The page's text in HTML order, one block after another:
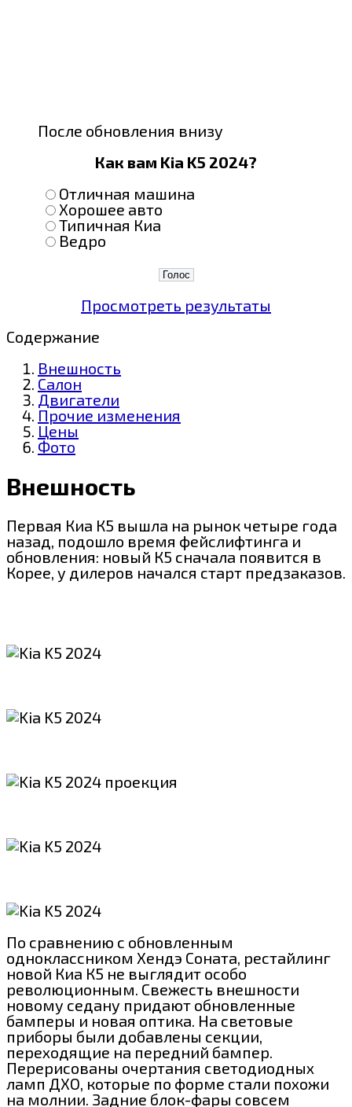
После обновления внизу
Как вам Kia K5 2024?
Отличная машина
Хорошее авто
Типичная Киа
Ведро
Просмотреть результаты
Содержание
Внешность
Салон
Двигатели
Прочие изменения
Цены
Фото
Внешность
Первая Киа К5 вышла на рынок четыре года
назад, подошло время фейслифтинга и
обновления: новый К5 сначала появится в
Корее, у дилеров начался старт предзаказов.
По сравнению с обновленным
одноклассником Хендэ Соната, рестайлинг
новой Киа К5 не выглядит особо
революционным. Свежесть внешности
новому седану придают обновленные
бамперы и новая оптика. На световые
приборы были добавлены секции,
переходящие на передний бампер.
Перерисованы очертания светодиодных
ламп ДХО, которые по форме стали похожи
на молнии. Задние блок-фары совсем